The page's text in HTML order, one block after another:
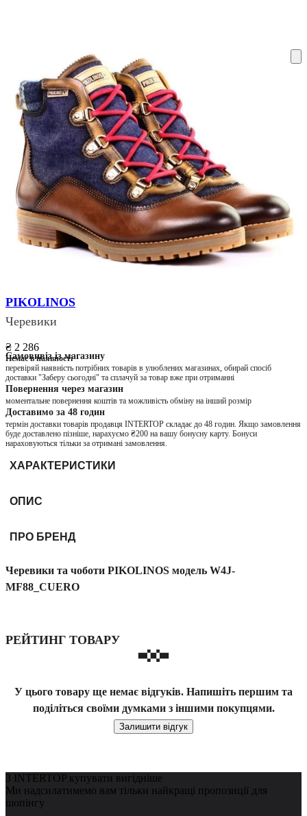
PIKOLINOS
Черевики
₴ 2 286
Немає в наявності
Самовивіз із магазину
перевіряй наявність потрібних товарів в улюблених магазинах, обирай спосіб
доставки "Заберу сьогодні" та сплачуй за товар вже при отриманні
Повернення через магазин
моментальне повернення коштів та можливість обміну на інший розмір
Доставимо за 48 годин
термін доставки товарів продавця INTERTOP складає до 48 годин. Якщо замовлення
буде доставлено пізніше, нарахуємо ₴200 на вашу бонусну карту. Бонуси
нараховуються тільки за отримані замовлення.
ХАРАКТЕРИСТИКИ
ОПИС
ПРО БРЕНД
Черевики та чоботи PIKOLINOS модель W4J-
MF88_CUERO
РЕЙТИНГ ТОВАРУ
У цього товару ще немає відгуків. Напишіть першим та
поділіться своїми думками з іншими покупцями.
Залишити відгук
З INTERTOP купувати вигідніше
Ми надсилатимемо вам тільки найкращі пропозиції для
шопінгу